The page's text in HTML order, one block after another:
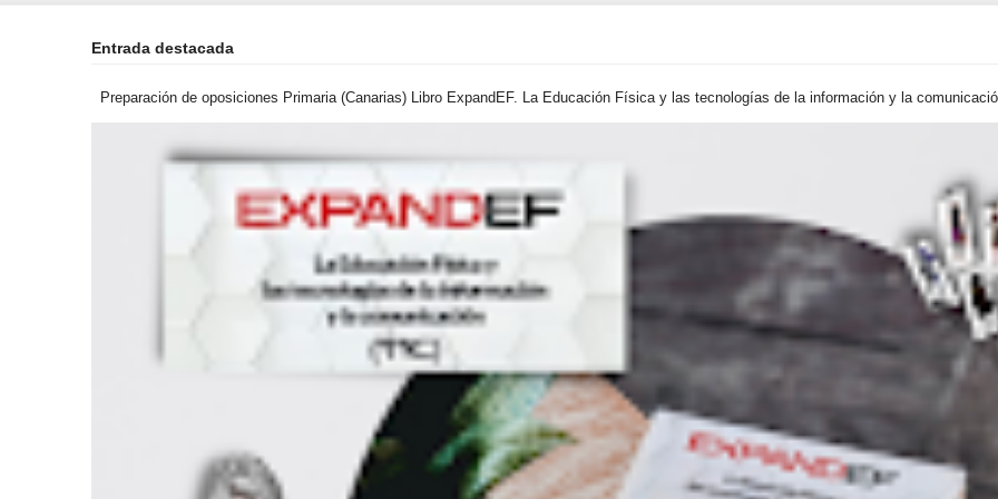
Entrada destacada
Preparación de oposiciones Primaria (Canarias) Libro ExpandEF. La Educación Física y las tecnologías de la información y la